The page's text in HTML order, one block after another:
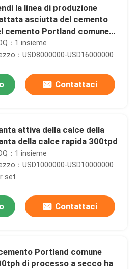
la linea di produzione
asciutta del cemento
cemento Portland comune
：1 insieme
：USD8000000-USD16000000
Contattaci
attiva della calce della
della calce rapida 300tpd
：1 insieme
：USD1000000-USD10000000
set
Contattaci
Portland comune
di processo a secco ha